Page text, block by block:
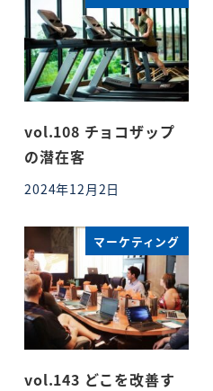
vol.108 チョコザップ
の潜在客
投稿日
2024年12月2日
マーケティング
vol.143 どこを改善す